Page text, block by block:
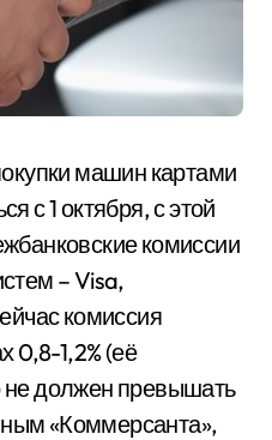
машин картами
с 1 октября, с этой
комиссии
– Visa,
комиссия
0,8-1,2% (её
должен превышать
«Коммерсанта»,